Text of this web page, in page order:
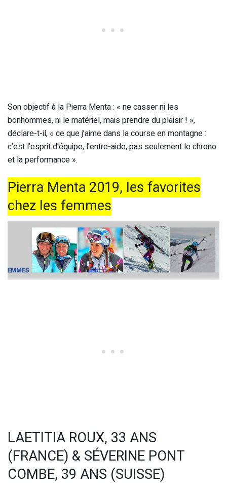
Son objectif à la Pierra Menta : « ne casser ni les
bonhommes, ni le matériel, mais prendre du plaisir ! »,
déclare-t-il, « ce que j’aime dans la course en montagne :
c’est l’esprit d’équipe, l’entre-aide, pas seulement le chrono
et la performance ».
Pierra Menta 2019, les favorites
chez les femmes
LAETITIA ROUX, 33 ANS
(FRANCE) & SÉVERINE PONT
COMBE, 39 ANS (SUISSE)